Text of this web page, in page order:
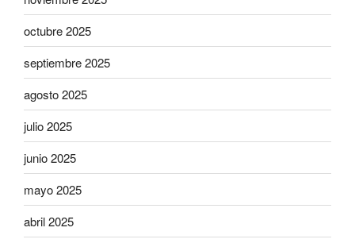
octubre 2025
septiembre 2025
agosto 2025
julio 2025
junio 2025
mayo 2025
abril 2025